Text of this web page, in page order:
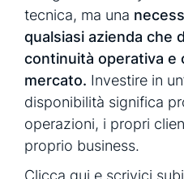
tecnica, ma una
qualsiasi azienda che
continuità operativa e
mercato. Investire in
disponibilità significa
operazioni, i propri
proprio business.
Clicca qui e scrivici